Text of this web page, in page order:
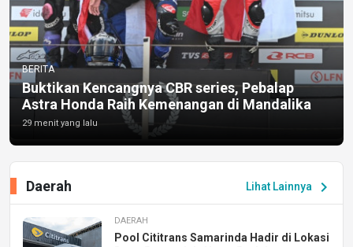
BERITA
Buktikan Kencangnya CBR series, Pebalap
Astra Honda Raih Kemenangan di Mandalika
29 menit yang lalu
Lihat Lainnya chevron_right
Daerah
DAERAH
Pool Cititrans Samarinda Hadir di Lokasi